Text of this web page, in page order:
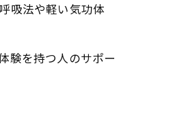
吸法や軽い気功体
験を持つ人のサポー